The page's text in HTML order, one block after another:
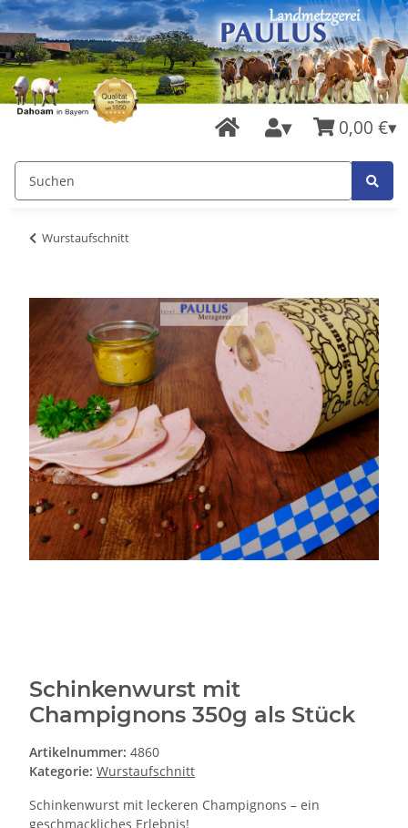
0,00 €
Wurstaufschnitt
Schinkenwurst mit
Champignons 350g als Stück
Artikelnummer: 4860
Kategorie: Wurstaufschnitt
Schinkenwurst mit leckeren Champignons – ein
geschmackliches Erlebnis!